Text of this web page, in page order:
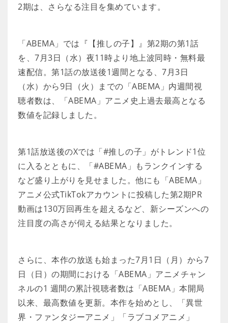
2期は、さらなる注目を集めています。
「ABEMA」では『【推しの子】』第2期の第1話
を、7月3日（水）夜11時より地上波同時・無料最
速配信。第1話の放送後1週間となる、7月3日
（水）から9日（火）までの「ABEMA」内週間視
聴者数は、「ABEMA」アニメ史上過去最高となる
数値を記録しました。
第1話放送後のXでは「#推しの子」がトレンド1位
に入るとともに、「#ABEMA」もランクインする
など盛り上がりを見せました。他にも「ABEMA」
アニメ公式TikTokアカウントに投稿した第2期PR
動画は130万回再生を超えるなど、新シーズンへの
注目度の高さが伺える結果となりました。
さらに、本作の放送も始まった7月1日（月）から7
日（日）の期間における「ABEMA」アニメチャン
ネルの1 週間の累計視聴者数は「ABEMA」本開局
以来、最高数値を更新。本作を始めとし、「異世
界・ファンタジーアニメ」「ラブコメアニメ」